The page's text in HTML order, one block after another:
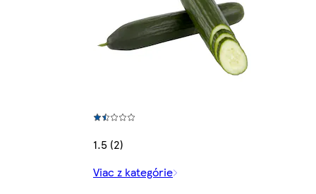
1.5 (2)
Viac z kategórie